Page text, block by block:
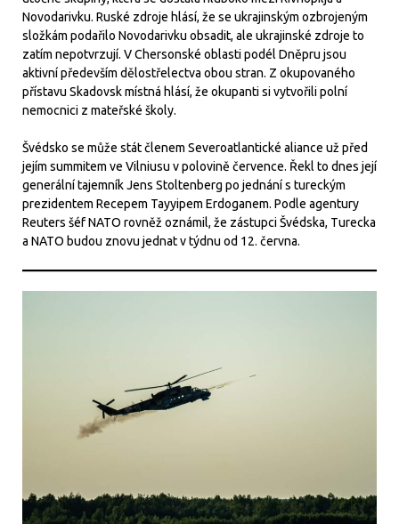
Novodarivku. Ruské zdroje hlásí, že se ukrajinským ozbrojeným
složkám podařilo Novodarivku obsadit, ale ukrajinské zdroje to
zatím nepotvrzují. V Chersonské oblasti podél Dněpru jsou
aktivní především dělostřelectva obou stran. Z okupovaného
přístavu Skadovsk místná hlásí, že okupanti si vytvořili polní
nemocnici z mateřské školy.
Švédsko se může stát členem Severoatlantické aliance už před
jejím summitem ve Vilniusu v polovině července. Řekl to dnes její
generální tajemník Jens Stoltenberg po jednání s tureckým
prezidentem Recepem Tayyipem Erdoganem. Podle agentury
Reuters šéf NATO rovněž oznámil, že zástupci Švédska, Turecka
a NATO budou znovu jednat v týdnu od 12. června.